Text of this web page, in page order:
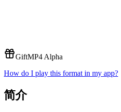
GiftMP4 Alpha
How do I play this format in my app?
简介